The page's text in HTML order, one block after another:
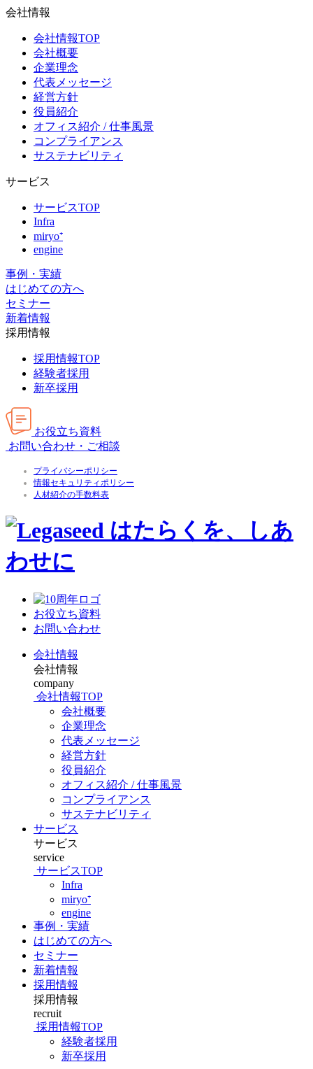
会社情報
会社情報TOP
会社概要
企業理念
代表メッセージ
経営方針
役員紹介
オフィス紹介 / 仕事風景
コンプライアンス
サステナビリティ
サービス
サービスTOP
Infra
miryo⁺
engine
事例・実績
はじめての方へ
セミナー
新着情報
採⽤情報
採⽤情報TOP
経験者採用
新卒採用
お役⽴ち資料
お問い合わせ・ご相談
プライバシーポリシー
情報セキュリティポリシー
人材紹介の手数料表
お役⽴ち資料
お問い合わせ
会社情報
会社情報
company
会社情報TOP
会社概要
企業理念
代表メッセージ
経営方針
役員紹介
オフィス紹介 / 仕事風景
コンプライアンス
サステナビリティ
サービス
サービス
service
サービスTOP
Infra
miryo⁺
engine
事例・実績
はじめての方へ
セミナー
新着情報
採⽤情報
採⽤情報
recruit
採⽤情報TOP
経験者採用
新卒採用